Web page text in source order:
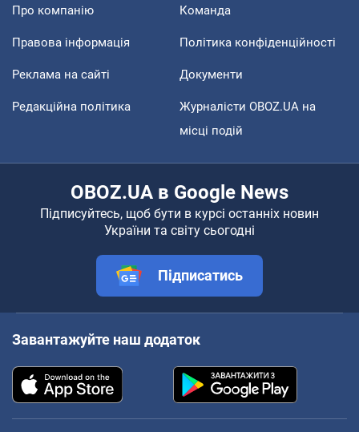
Про компанію Команда
Правова інформація Політика конфіденційності
Реклама на сайті Документи
Редакційна політика
Журналісти OBOZ.UA на
місці подій
OBOZ.UA в Google News
Підписуйтесь, щоб бути в курсі останніх новин
України та світу сьогодні
Підписатись
Завантажуйте наш додаток